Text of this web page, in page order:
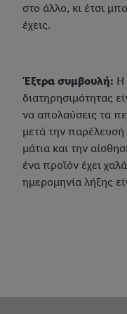
στο άλλο, κι έτσι
έχεις.
Έξτρα συμβουλή: Η
διατηρησιμότητας
να απολαύσεις τα
μετά την
μάτια και την
ένα προϊόν έχει
ημερομηνία λήξης
βρείτε τα νομικά